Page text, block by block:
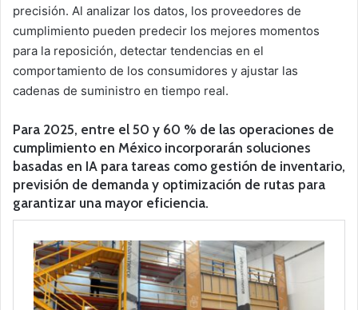
precisión. Al analizar los datos, los proveedores de
cumplimiento pueden predecir los mejores momentos
para la reposición, detectar tendencias en el
comportamiento de los consumidores y ajustar las
cadenas de suministro en tiempo real.
Para 2025, entre el 50 y 60 % de las operaciones de
cumplimiento en México incorporarán soluciones
basadas en IA para tareas como gestión de inventario,
previsión de demanda y optimización de rutas para
garantizar una mayor eficiencia.